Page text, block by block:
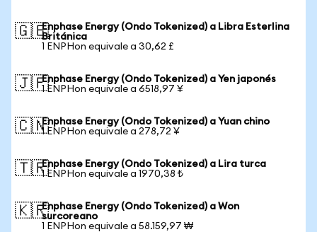
🇬🇧Enphase Energy (Ondo Tokenized) a Libra Esterlina
Británica
1 ENPHon equivale a 30,62 £
🇯🇵Enphase Energy (Ondo Tokenized) a Yen japonés
1 ENPHon equivale a 6518,97 ¥
🇨🇳Enphase Energy (Ondo Tokenized) a Yuan chino
1 ENPHon equivale a 278,72 ¥
🇹🇷Enphase Energy (Ondo Tokenized) a Lira turca
1 ENPHon equivale a 1970,38 ₺
🇰🇷Enphase Energy (Ondo Tokenized) a Won
surcoreano
1 ENPHon equivale a 58.159,97 ₩